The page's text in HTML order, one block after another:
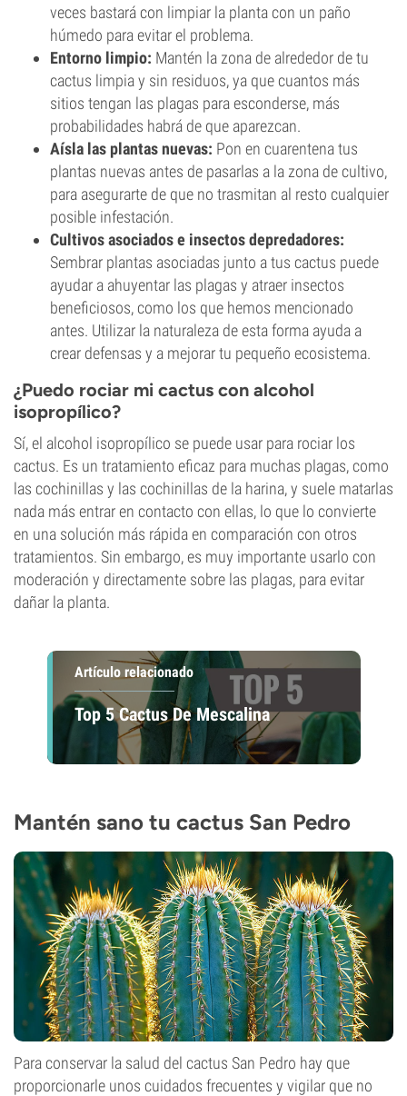
veces bastará con limpiar la planta con un paño
húmedo para evitar el problema.
Entorno limpio: Mantén la zona de alrededor de tu
cactus limpia y sin residuos, ya que cuantos más
sitios tengan las plagas para esconderse, más
probabilidades habrá de que aparezcan.
Aísla las plantas nuevas: Pon en cuarentena tus
plantas nuevas antes de pasarlas a la zona de cultivo,
para asegurarte de que no trasmitan al resto cualquier
posible infestación.
Cultivos asociados e insectos depredadores:
Sembrar plantas asociadas junto a tus cactus puede
ayudar a ahuyentar las plagas y atraer insectos
beneficiosos, como los que hemos mencionado
antes. Utilizar la naturaleza de esta forma ayuda a
crear defensas y a mejorar tu pequeño ecosistema.
¿Puedo rociar mi cactus con alcohol
isopropílico?
Sí, el alcohol isopropílico se puede usar para rociar los
cactus. Es un tratamiento eficaz para muchas plagas, como
las cochinillas y las cochinillas de la harina, y suele matarlas
nada más entrar en contacto con ellas, lo que lo convierte
en una solución más rápida en comparación con otros
tratamientos. Sin embargo, es muy importante usarlo con
moderación y directamente sobre las plagas, para evitar
dañar la planta.
Artículo relacionado
Top 5 Cactus De Mescalina
Mantén sano tu cactus San Pedro
Para conservar la salud del cactus San Pedro hay que
proporcionarle unos cuidados frecuentes y vigilar que no